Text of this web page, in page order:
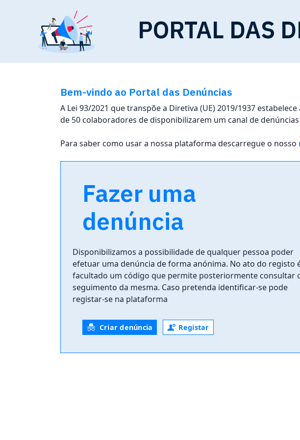
PORTAL DAS
Bem-vindo ao Portal das Denúncias
A Lei 93/2021 que transpõe a Diretiva (UE) 2019/1937
de 50 colaboradores de disponibilizarem um canal de
Para saber como usar a nossa plataforma descarregue o nosso
Fazer uma
denúncia
Disponibilizamos a possibilidade de qualquer pessoa poder
efetuar uma denúncia de forma anónima. No ato do registo
facultado um código que permite posteriormente consultar
seguimento da mesma. Caso pretenda identificar-se pode
registar-se na plataforma
Criar denúncia Registar